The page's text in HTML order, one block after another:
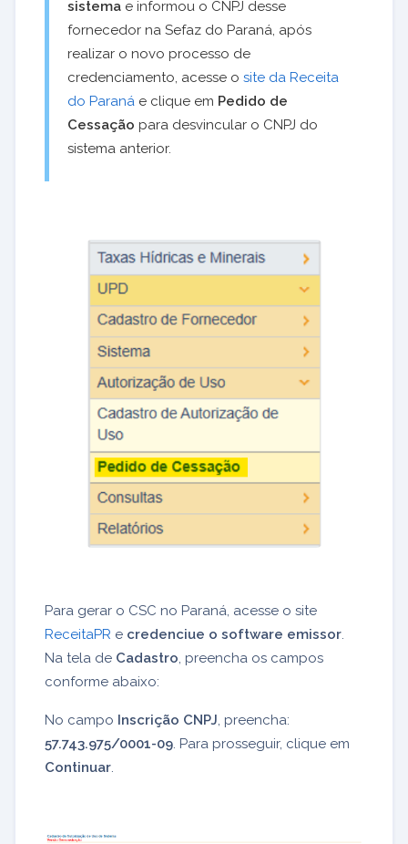
sistema e informou o CNPJ desse
fornecedor na Sefaz do Paraná, após
realizar o novo processo de
credenciamento, acesse o site da Receita
do Paraná e clique em Pedido de
Cessação para desvincular o CNPJ do
sistema anterior.
Para gerar o CSC no Paraná, acesse o site
ReceitaPR e credenciue o software emissor
Na tela de Cadastro , preencha os campos
conforme abaixo:
No campo Inscrição CNPJ , preencha:
57.743.975/0001-09 . Para prosseguir, clique em
Continuar